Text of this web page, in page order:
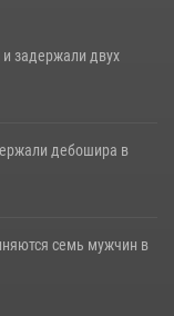
задержали двух
дебошира в
семь мужчин в